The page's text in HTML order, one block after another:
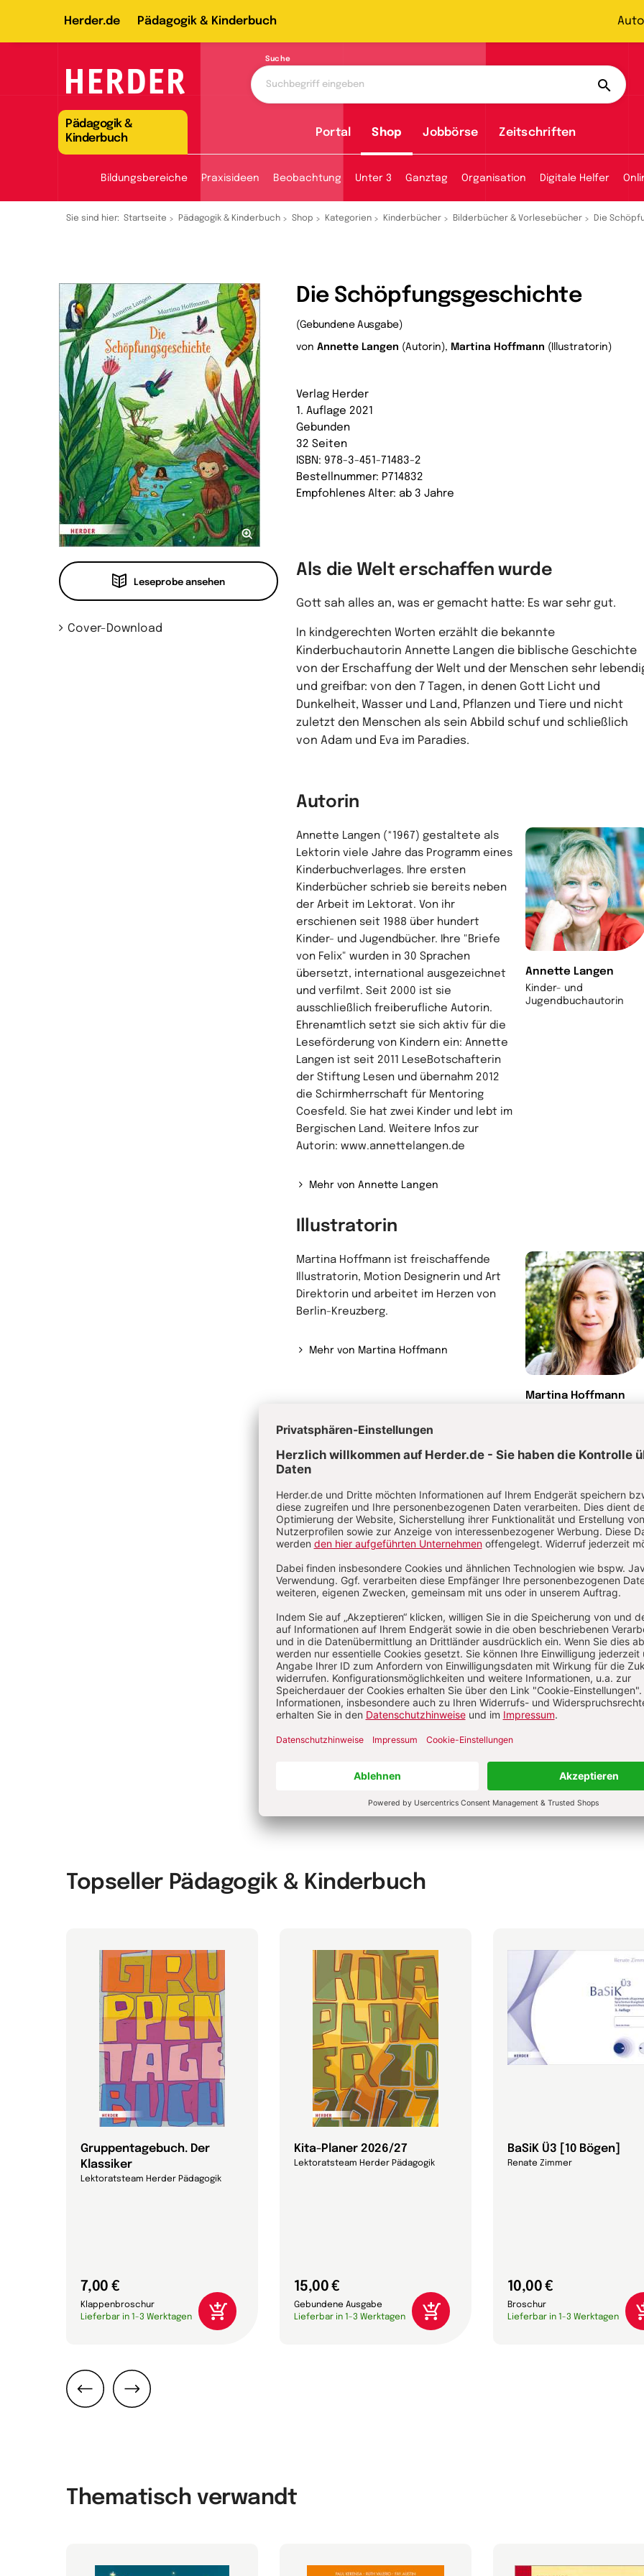
Herder.de Pädagogik & Kinderbuch
Suche
Pädagogik &
Kinderbuch
Portal Shop Jobbörse Zeitschriften
Bildungsbereiche Praxisideen Beobachtung Unter 3 Ganztag Organisation Digitale Helfer
Sie sind hier: Startseite Pädagogik & Kinderbuch Shop Kategorien Kinderbücher Bilderbücher & Vorlesebücher Die
Leseprobe ansehen
Cover-Download
Die Schöpfungsgeschichte
(Gebundene Ausgabe)
von Annette Langen (Autorin), Martina Hoffmann (Illustratorin)
Verlag Herder
1. Auflage 2021
Gebunden
32 Seiten
ISBN: 978-3-451-71483-2
Bestellnummer: P714832
Empfohlenes Alter: ab 3 Jahre
Als die Welt erschaffen wurde
Gott sah alles an, was er gemacht hatte: Es war sehr gut.
In kindgerechten Worten erzählt die bekannte
Kinderbuchautorin Annette Langen die biblische Geschichte
von der Erschaffung der Welt und der Menschen sehr
und greifbar: von den 7 Tagen, in denen Gott Licht und
Dunkelheit, Wasser und Land, Pflanzen und Tiere und nicht
zuletzt den Menschen als sein Abbild schuf und schließlich
von Adam und Eva im Paradies.
Autorin
Annette Langen
Kinder- und
Jugendbuchautorin
Annette Langen (*1967) gestaltete als
Lektorin viele Jahre das Programm eines
Kinderbuchverlages. Ihre ersten
Kinderbücher schrieb sie bereits neben
der Arbeit im Lektorat. Von ihr
erschienen seit 1988 über hundert
Kinder- und Jugendbücher. Ihre "Briefe
von Felix" wurden in 30 Sprachen
übersetzt, international ausgezeichnet
und verfilmt. Seit 2000 ist sie
ausschließlich freiberufliche Autorin.
Ehrenamtlich setzt sie sich aktiv für die
Leseförderung von Kindern ein: Annette
Langen ist seit 2011 LeseBotschafterin
der Stiftung Lesen und übernahm 2012
die Schirmherrschaft für Mentoring
Coesfeld. Sie hat zwei Kinder und lebt im
Bergischen Land. Weitere Infos zur
Autorin: www.annettelangen.de
Mehr von Annette Langen
Illustratorin
Martina Hoffmann
Martina Hoffmann ist freischaffende
Illustratorin, Motion Designerin und Art
Direktorin und arbeitet im Herzen von
Berlin-Kreuzberg.
Mehr von Martina Hoffmann
Verwandte Themen
Synoptischer Vergleich und synoptische Frage Schöpfung
Christentum Die Bibel - Altes und Neues Testament
Die Herder-Übersetzung der Bibel Israel: Wanderndes Gottesvolk
Bibelverse Versuchung
Gleichnis von den Arbeitern im Weinberg Apostel Volk Gottes
Die Schöpfungsgeschichte für Kinder
Topseller Pädagogik & Kinderbuch
Gruppentagebuch. Der
Klassiker
Lektoratsteam Herder Pädagogik
7,00 €
Klappenbroschur
Lieferbar in 1-3 Werktagen
Kita-Planer 2026/27
Lektoratsteam Herder Pädagogik
15,00 €
Gebundene Ausgabe
Lieferbar in 1-3 Werktagen
BaSiK Ü3 [10 Bögen]
Renate Zimmer
10,00 €
Broschur
Lieferbar in 1-3 Werktagen
Thematisch verwandt